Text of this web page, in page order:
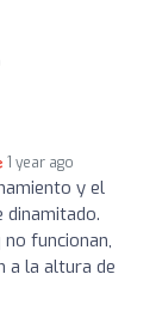
1 year ago
y el
funcionan,
a la altura de